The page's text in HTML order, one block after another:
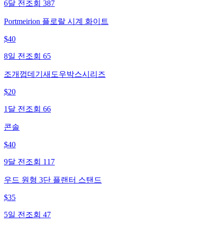
6달 전 조회 387
Portmeirion 플로랄 시계 화이트
$40
8일 전 조회 65
조개껍데기새도우박스시리즈
$20
1달 전 조회 66
콘솔
$40
9달 전 조회 117
우드 원형 3단 플랜터 스탠드
$35
5일 전 조회 47